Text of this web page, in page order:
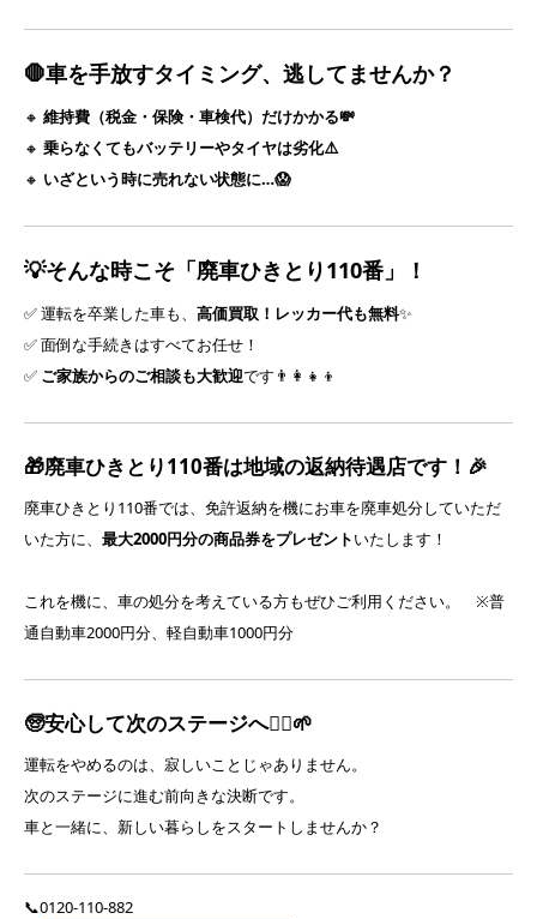
🛑車を手放すタイミング、逃してませんか？
🔸 維持費（税金・保険・車検代）だけかかる💸
🔸 乗らなくてもバッテリーやタイヤは劣化⚠️
🔸 いざという時に売れない状態に…😱
💡そんな時こそ「廃車ひきとり110番」！
✅ 運転を卒業した車も、 高価買取！レッカー代も無料✨
✅ 面倒な手続きはすべてお任せ！
✅ ご家族からのご相談も大歓迎です👨‍👩‍👧‍👦
🎁廃車ひきとり110番は地域の返納待遇店です！🎉
廃車ひきとり110番では、免許返納を機にお車を廃車処分していただ
いた方に、 最大2000円分の商品券をプレゼントいたします！
これを機に、車の処分を考えている方もぜひご利用ください。 ※普
通自動車2000円分、軽自動車1000円分
🧓安心して次のステージへ🚶‍♂️🌱
運転をやめるのは、寂しいことじゃありません。
次のステージに進む前向きな決断です。
車と一緒に、新しい暮らしをスタートしませんか？
📞0120-110-882